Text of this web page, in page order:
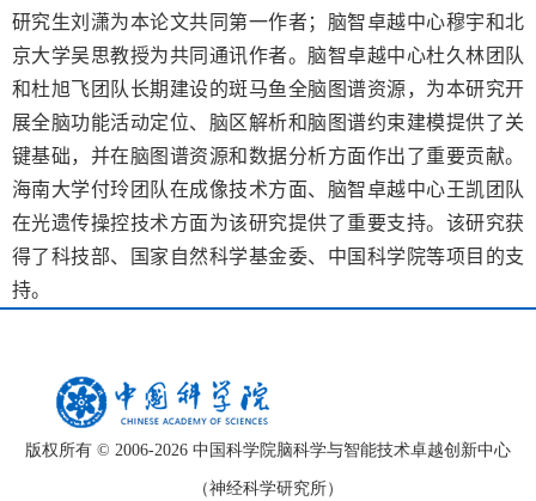
研究生刘潇为本论文共同第一作者；脑智卓越中心穆宇和北
京大学吴思教授为共同通讯作者。脑智卓越中心杜久林团队
和杜旭飞团队长期建设的斑马鱼全脑图谱资源，为本研究开
展全脑功能活动定位、脑区解析和脑图谱约束建模提供了关
键基础，并在脑图谱资源和数据分析方面作出了重要贡献。
海南大学付玲团队在成像技术方面、脑智卓越中心王凯团队
在光遗传操控技术方面为该研究提供了重要支持。该研究获
得了科技部、国家自然科学基金委、中国科学院等项目的支
持。
版权所有 © 2006-2026 中国科学院脑科学与智能技术卓越创新中心
（神经科学研究所）